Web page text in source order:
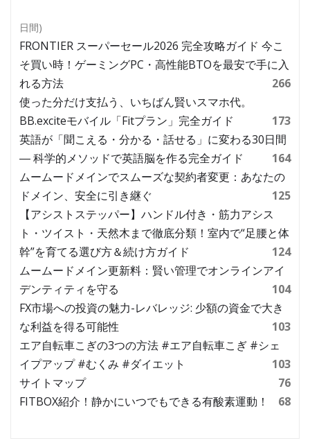
日間)
FRONTIER スーパーセール2026 完全攻略ガイド 今こ
そ買い時！ゲーミングPC・高性能BTOを最安で手に入
れる方法
266
使った分だけ支払う、いちばん賢いスマホ代。
BB.exciteモバイル「Fitプラン」完全ガイド
173
英語が「聞こえる・分かる・話せる」に変わる30日間
― 科学的メソッドで英語脳を作る完全ガイド
164
ムームードメインでスムーズな契約者変更：あなたの
ドメイン、安全に引き継ぐ
125
【アシストステッパー】ハンドル付き・筋力アシス
ト・ツイスト・天然木まで徹底分類！室内で“足腰と体
幹”を育てる選び方＆続け方ガイド
124
ムームードメイン更新料：賢い管理でオンラインアイ
デンティティを守る
104
FX市場への投資の魅力-レバレッジ: 少額の資金で大き
な利益を得る可能性
103
エア自転車こぎの3つの方法 #エア自転車こぎ #シェ
イプアップ #むくみ #ダイエット
103
サイトマップ
76
FITBOX紹介！静かにいつでもできる有酸素運動！
68